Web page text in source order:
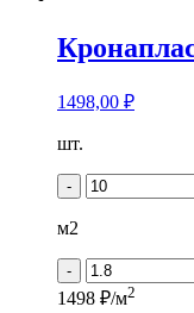
1498,00 ₽
Количество
Кронапласт
-
шт.
-
м2
-
1498 ₽/м2